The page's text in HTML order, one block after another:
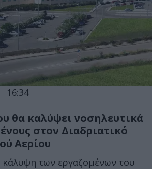
16:34
θα καλύψει νοσηλευτικά
στον Διαδριατικό
Αερίου
κάλυψη των εργαζομένων του